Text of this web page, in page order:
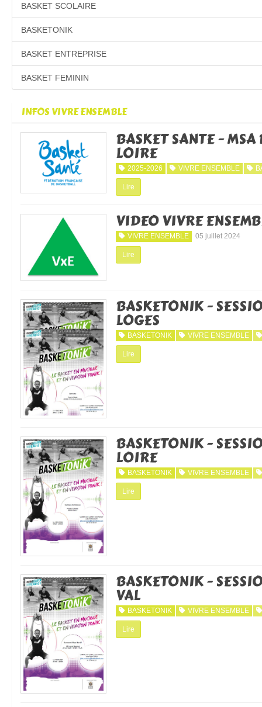
BASKET SCOLAIRE
BASKETONIK
BASKET ENTREPRISE
BASKET FEMININ
INFOS VIVRE ENSEMBLE
BASKET SANTE - MSA
LOIRE
2025-2026 VIVRE ENSEMBLE
Lire
VIDEO VIVRE
VIVRE ENSEMBLE 05 juillet 2024
Lire
BASKETONIK -
LOGES
BASKETONIK VIVRE ENSEMBLE
Lire
BASKETONIK -
LOIRE
BASKETONIK VIVRE ENSEMBLE
Lire
BASKETONIK -
VAL
BASKETONIK VIVRE ENSEMBLE
Lire